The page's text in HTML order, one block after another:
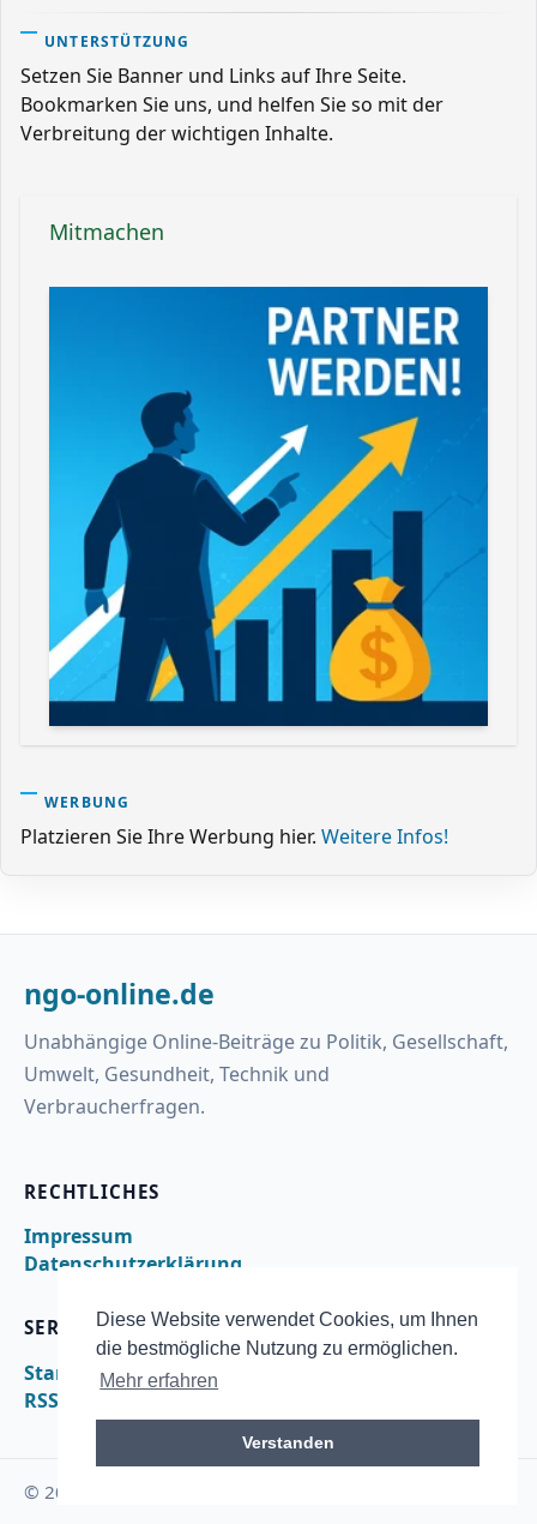
Diese Website verwendet Cookies, um Ihnen
die bestmögliche Nutzung zu ermöglichen.
Mehr erfahren
Verstanden
UNTERSTÜTZUNG
Setzen Sie Banner und Links auf Ihre Seite.
Bookmarken Sie uns, und helfen Sie so mit der
Verbreitung der wichtigen Inhalte.
Mitmachen
WERBUNG
Platzieren Sie Ihre Werbung hier. Weitere Infos!
ngo-online.de
Unabhängige Online-Beiträge zu Politik, Gesellschaft,
Umwelt, Gesundheit, Technik und
Verbraucherfragen.
RECHTLICHES
Impressum
Datenschutzerklärung
SERVICE
Startseite
RSS
© 2026 ngo-online.de